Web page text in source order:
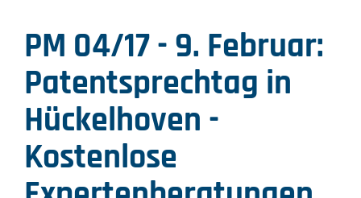
PM 04/17 - 9. Februar:
Patentsprechtag in
Hückelhoven -
Kostenlose